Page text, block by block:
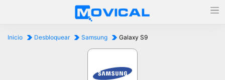
Inicio Desbloquear Samsung Galaxy S9